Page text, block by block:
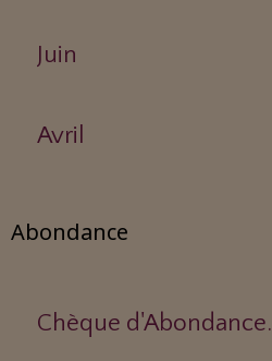
Juin
Avril
Abondance
Chèque d'Abondance.